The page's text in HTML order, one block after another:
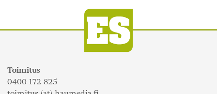
Toimitus
0400 172 825